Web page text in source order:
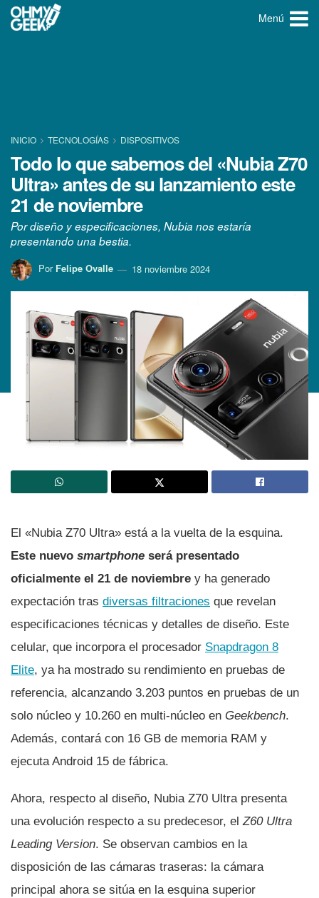
Menú
INICIO TECNOLOGÍ­AS DISPOSITIVOS
Todo lo que sabemos del «Nubia Z70
Ultra» antes de su lanzamiento este
21 de noviembre
Por diseño y especificaciones, Nubia nos estaría
presentando una bestia.
Por Felipe Ovalle 18 noviembre 2024
El «Nubia Z70 Ultra» está a la vuelta de la esquina.
Este nuevo smartphone será presentado
oficialmente el 21 de noviembre y ha generado
expectación tras diversas filtraciones que revelan
especificaciones técnicas y detalles de diseño. Este
celular, que incorpora el procesador Snapdragon 8
Elite, ya ha mostrado su rendimiento en pruebas de
referencia, alcanzando 3.203 puntos en pruebas de un
solo núcleo y 10.260 en multi-núcleo en Geekbench.
Además, contará con 16 GB de memoria RAM y
ejecuta Android 15 de fábrica.
Ahora, respecto al diseño, Nubia Z70 Ultra presenta
una evolución respecto a su predecesor, el Z60 Ultra
Leading Version. Se observan cambios en la
disposición de las cámaras traseras: la cámara
principal ahora se sitúa en la esquina superior